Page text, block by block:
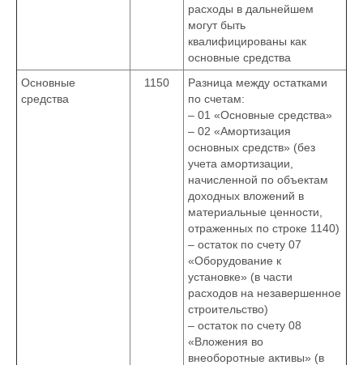
расходы в дальнейшем
могут быть
квалифицированы как
основные средства
Основные
средства
1150
Разница между остатками
по счетам:
– 01 «Основные средства»
– 02 «Амортизация
основных средств» (без
учета амортизации,
начисленной по объектам
доходных вложений в
материальные ценности,
отраженных по строке 1140)
– остаток по счету 07
«Оборудование к
установке» (в части
расходов на незавершенное
строительство)
– остаток по счету 08
«Вложения во
внеоборотные активы» (в